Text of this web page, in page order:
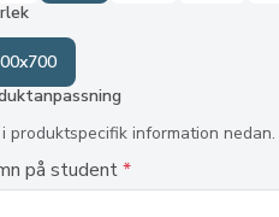
produktspecifik information nedan.
på student*